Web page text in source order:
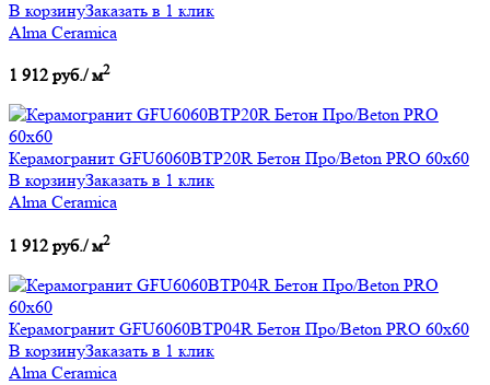
В корзинуЗаказать в 1 клик
Alma Ceramica
1 912 руб./ м2
Керамогранит GFU6060BTP20R Бетон Про/Beton PRO 60х60
В корзинуЗаказать в 1 клик
Alma Ceramica
1 912 руб./ м2
Керамогранит GFU6060BTP04R Бетон Про/Beton PRO 60х60
В корзинуЗаказать в 1 клик
Alma Ceramica